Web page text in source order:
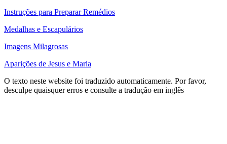
Instruções para Preparar Remédios
Medalhas e Escapulários
Imagens Milagrosas
Aparições de Jesus e Maria
O texto neste website foi traduzido automaticamente. Por favor,
desculpe quaisquer erros e consulte a tradução em inglês